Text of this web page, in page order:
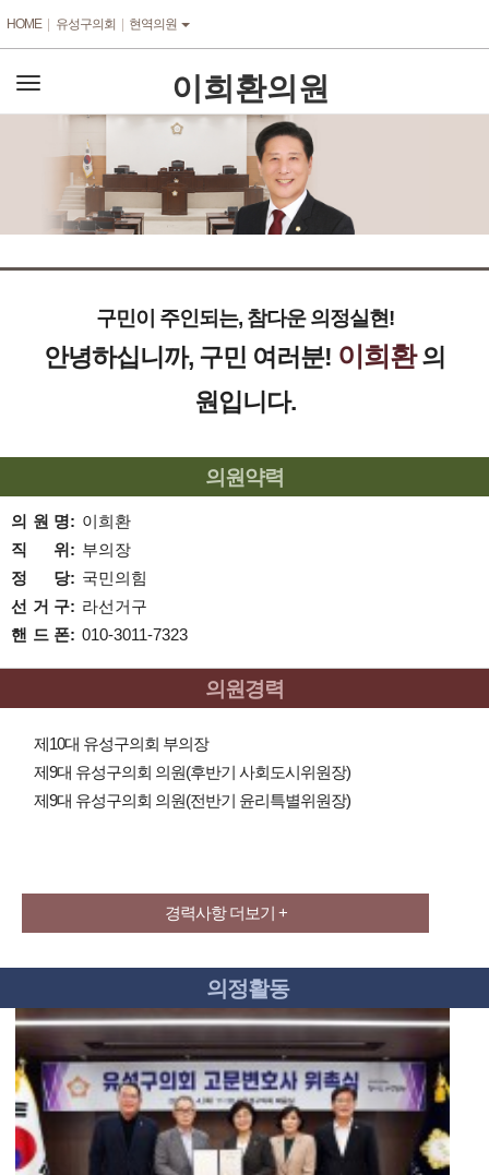
이희환의원
HOME 유성구의회 현역의원
전
구민이 주인되는, 참다운 의정실현!
안녕하십니까, 구민 여러분! 이희환의
원입니다.
의원약력
의 원 명: 이희환
직
위 : 부의장
정
당: 국민의힘
선 거 구: 라선거구
핸 드 폰: 010-3011-7323
의원경력
제10대 유성구의회 부의장
제9대 유성구의회 의원(후반기 사회도시위원장)
제9대 유성구의회 의원(전반기 윤리특별위원장)
경력사항 더보기 +
의정활동